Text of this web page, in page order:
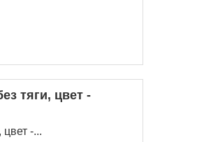
тяги, цвет -
-...